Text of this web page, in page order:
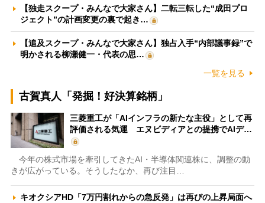
【独走スクープ・みんなで大家さん】二転三転した“成田プロ
ジェクト”の計画変更の裏で起き…
【追及スクープ・みんなで大家さん】独占入手“内部議事録”で
明かされる柳瀬健一・代表の思…
一覧を見る
古賀真人「発掘！好決算銘柄」
三菱重工が「AIインフラの新たな主役」として再
評価される気運 エヌビディアとの提携でAIデ…
今年の株式市場を牽引してきたAI・半導体関連株に、調整の動
きが広がっている。そうしたなか、再び注目…
キオクシアHD「7万円割れからの急反発」は再びの上昇局面へ